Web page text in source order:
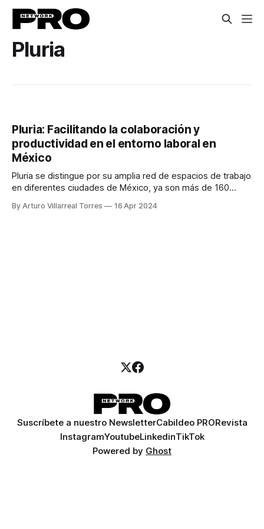
Pluria
Pluria: Facilitando la colaboración y
productividad en el entorno laboral en
México
Pluria se distingue por su amplia red de espacios de trabajo
en diferentes ciudades de México, ya son más de 160
empresas adaptarse a las preferencias de trabajo de sus
By Arturo Villarreal Torres 16 Apr 2024
Suscríbete a nuestro NewsletterCabildeo PRORevista
InstagramYoutubeLinkedinTikTok
Powered by Ghost